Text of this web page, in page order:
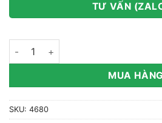
TƯ VẤN
Giao Diện Website Dịch Vụ Taxi 02
MUA HÀNG
SKU: 4680